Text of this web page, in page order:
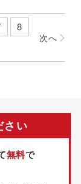
8
次へ
さい
無料で